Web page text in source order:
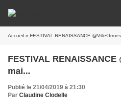
Accueil » FESTIVAL RENAISSANCE
FESTIVAL RENAISSANCE @VilleOrmes 13 au 19
mai...
Publié le 21/04/2019 à 21:30
Par Claudine Clodelle